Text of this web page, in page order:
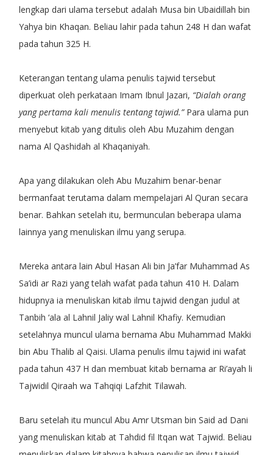
lengkap dari ulama tersebut adalah Musa bin Ubaidillah bin
Yahya bin Khaqan. Beliau lahir pada tahun 248 H dan wafat
pada tahun 325 H.
Keterangan tentang ulama penulis tajwid tersebut
diperkuat oleh perkataan Imam Ibnul Jazari, “Dialah orang
yang pertama kali menulis tentang tajwid.” Para ulama pun
menyebut kitab yang ditulis oleh Abu Muzahim dengan
nama Al Qashidah al Khaqaniyah.
Apa yang dilakukan oleh Abu Muzahim benar-benar
bermanfaat terutama dalam mempelajari Al Quran secara
benar. Bahkan setelah itu, bermunculan beberapa ulama
lainnya yang menuliskan ilmu yang serupa.
Mereka antara lain Abul Hasan Ali bin Ja’far Muhammad As
Sa’idi ar Razi yang telah wafat pada tahun 410 H. Dalam
hidupnya ia menuliskan kitab ilmu tajwid dengan judul at
Tanbih ‘ala al Lahnil Jaliy wal Lahnil Khafiy. Kemudian
setelahnya muncul ulama bernama Abu Muhammad Makki
bin Abu Thalib al Qaisi. Ulama penulis ilmu tajwid ini wafat
pada tahun 437 H dan membuat kitab bernama ar Ri’ayah li
Tajwidil Qiraah wa Tahqiqi Lafzhit Tilawah.
Baru setelah itu muncul Abu Amr Utsman bin Said ad Dani
yang menuliskan kitab at Tahdid fil Itqan wat Tajwid. Beliau